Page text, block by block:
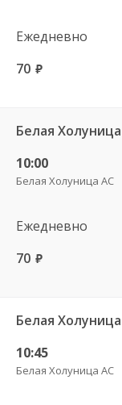
Ежедневно
70 руб.
Белая
10:00
Белая Холуница АС
Ежедневно
70 руб.
Белая
10:45
Белая Холуница АС